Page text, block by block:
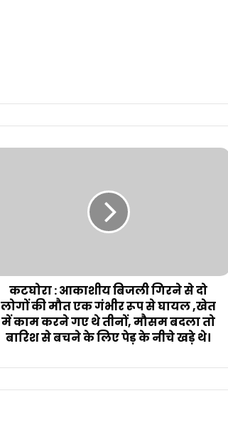
कटघोरा : आकाशीय बिजली गिरने से दो
लोगों की मौत एक गंभीर रूप से घायल ,खेत
में काम करने गए थे तीनों, मौसम बदला तो
बारिश से बचने के लिए पेड़ के नीचे खड़े थे।